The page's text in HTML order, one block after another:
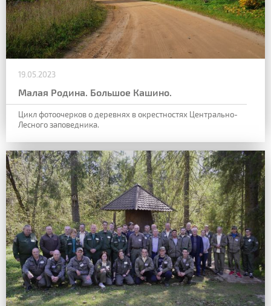
19.05.2023
Малая Родина. Большое Кашино.
Цикл фотоочерков о деревнях в окрестностях Центрально-
Лесного заповедника.